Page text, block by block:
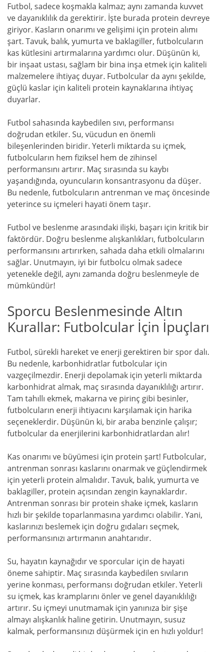
Futbol, sadece koşmakla kalmaz; aynı zamanda kuvvet
ve dayanıklılık da gerektirir. İşte burada protein devreye
giriyor. Kasların onarımı ve gelişimi için protein alımı
şart. Tavuk, balık, yumurta ve baklagiller, futbolcuların
kas kütlesini artırmalarına yardımcı olur. Düşünün ki,
bir inşaat ustası, sağlam bir bina inşa etmek için kaliteli
malzemelere ihtiyaç duyar. Futbolcular da aynı şekilde,
güçlü kaslar için kaliteli protein kaynaklarına ihtiyaç
duyarlar.
Futbol sahasında kaybedilen sıvı, performansı
doğrudan etkiler. Su, vücudun en önemli
bileşenlerinden biridir. Yeterli miktarda su içmek,
futbolcuların hem fiziksel hem de zihinsel
performansını artırır. Maç sırasında su kaybı
yaşandığında, oyuncuların konsantrasyonu da düşer.
Bu nedenle, futbolcuların antrenman ve maç öncesinde
yeterince su içmeleri hayati önem taşır.
Futbol ve beslenme arasındaki ilişki, başarı için kritik bir
faktördür. Doğru beslenme alışkanlıkları, futbolcuların
performansını artırırken, sahada daha etkili olmalarını
sağlar. Unutmayın, iyi bir futbolcu olmak sadece
yetenekle değil, aynı zamanda doğru beslenmeyle de
mümkündür!
Sporcu Beslenmesinde Altın
Kurallar: Futbolcular İçin İpuçları
Futbol, sürekli hareket ve enerji gerektiren bir spor dalı.
Bu nedenle, karbonhidratlar futbolcular için
vazgeçilmezdir. Enerji depolamak için yeterli miktarda
karbonhidrat almak, maç sırasında dayanıklılığı artırır.
Tam tahıllı ekmek, makarna ve pirinç gibi besinler,
futbolcuların enerji ihtiyacını karşılamak için harika
seçeneklerdir. Düşünün ki, bir araba benzinle çalışır;
futbolcular da enerjilerini karbonhidratlardan alır!
Kas onarımı ve büyümesi için protein şart! Futbolcular,
antrenman sonrası kaslarını onarmak ve güçlendirmek
için yeterli protein almalıdır. Tavuk, balık, yumurta ve
baklagiller, protein açısından zengin kaynaklardır.
Antrenman sonrası bir protein shake içmek, kasların
hızlı bir şekilde toparlanmasına yardımcı olabilir. Yani,
kaslarınızı beslemek için doğru gıdaları seçmek,
performansınızı artırmanın anahtarıdır.
Su, hayatın kaynağıdır ve sporcular için de hayati
öneme sahiptir. Maç sırasında kaybedilen sıvıların
yerine konması, performansı doğrudan etkiler. Yeterli
su içmek, kas kramplarını önler ve genel dayanıklılığı
artırır. Su içmeyi unutmamak için yanınıza bir şişe
almayı alışkanlık haline getirin. Unutmayın, susuz
kalmak, performansınızı düşürmek için en hızlı yoldur!